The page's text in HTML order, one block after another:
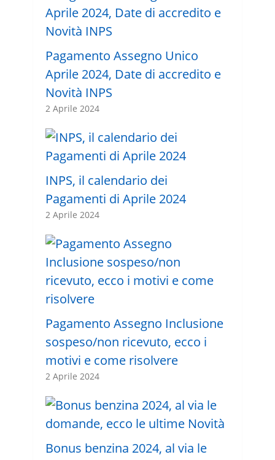
Pagamento Assegno Unico
Aprile 2024, Date di accredito e
Novità INPS
2 Aprile 2024
INPS, il calendario dei
Pagamenti di Aprile 2024
2 Aprile 2024
Pagamento Assegno Inclusione
sospeso/non ricevuto, ecco i
motivi e come risolvere
2 Aprile 2024
Bonus benzina 2024, al via le